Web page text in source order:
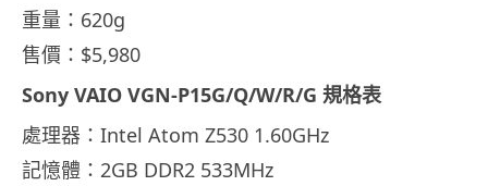
重量：620g
售價：$5,980
Sony VAIO VGN-P15G/Q/W/R/G 規格表
處理器：Intel Atom Z530 1.60GHz
記憶體：2GB DDR2 533MHz